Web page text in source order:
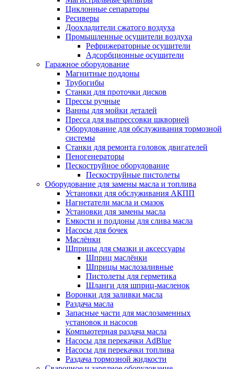
Циклонные сепараторы
Ресиверы
Доохладители сжатого воздуха
Промышленные осушители воздуха
Рефрижераторные осушители
Адсорбционные осушители
Гаражное оборудование
Магнитные поддоны
Трубогибы
Станки для проточки дисков
Прессы ручные
Ванны для мойки деталей
Пресса для выпрессовки шкворней
Оборудование для обслуживания тормозной
системы
Станки для ремонта головок двигателей
Пеногенераторы
Пескоструйное оборудование
Пескоструйные пистолеты
Оборудование для замены масла и топлива
Установки для обслуживания АКПП
Нагнетатели масла и смазок
Установки для замены масла
Емкости и поддоны для слива масла
Насосы для бочек
Маслёнки
Шприцы для смазки и аксессуары
Шприц маслёнки
Шприцы маслозаливные
Пистолеты для герметика
Шланги для шприц-масленок
Воронки для заливки масла
Раздача масла
Запасные части для маслозаменных
установок и насосов
Компьютерная раздача масла
Насосы для перекачки AdBlue
Насосы для перекачки топлива
Раздача тормозной жидкости